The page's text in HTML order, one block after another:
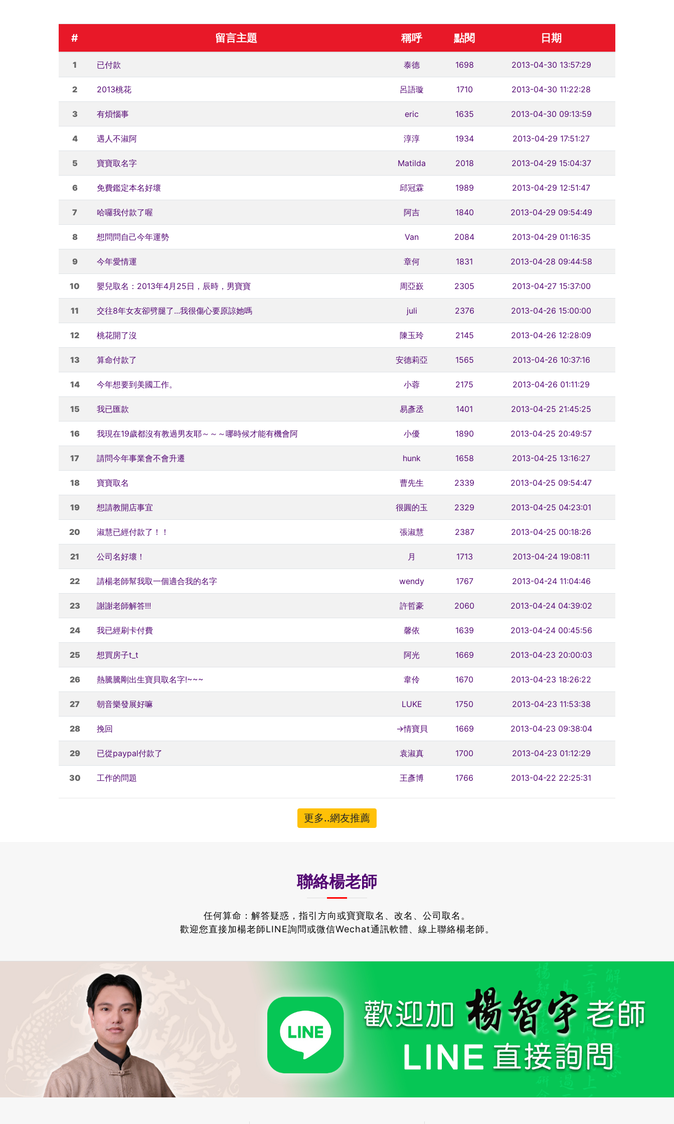
# 留言主題 稱呼 點閱 日期
1 已付款 泰德 1698 2013-04-30 13:57:29
2 2013桃花 呂語璇 1710 2013-04-30 11:22:28
3 有煩惱事 eric 1635 2013-04-30 09:13:59
4 遇人不淑阿 淳淳 1934 2013-04-29 17:51:27
5 寶寶取名字 Matilda 2018 2013-04-29 15:04:37
6 免費鑑定本名好壞 邱冠霖 1989 2013-04-29 12:51:47
7 哈囉我付款了喔 阿吉 1840 2013-04-29 09:54:49
8 想問問自己今年運勢 Van 2084 2013-04-29 01:16:35
9 今年愛情運 章何 1831 2013-04-28 09:44:58
10 嬰兒取名：2013年4月25日，辰時，男寶寶 周亞嶔 2305 2013-04-27 15:37:00
11 交往8年女友卻劈腿了...我很傷心要原諒她嗎 juli 2376 2013-04-26 15:00:00
12 桃花開了沒 陳玉玲 2145 2013-04-26 12:28:09
13 算命付款了 安德莉亞 1565 2013-04-26 10:37:16
14 今年想要到美國工作。 小蓉 2175 2013-04-26 01:11:29
15 我已匯款 易彥丞 1401 2013-04-25 21:45:25
16 我現在19歲都沒有教過男友耶～～～哪時候才能有機會阿 小優 1890 2013-04-25 20:49:57
17 請問今年事業會不會升遷 hunk 1658 2013-04-25 13:16:27
18 寶寶取名 曹先生 2339 2013-04-25 09:54:47
19 想請教開店事宜 很圓的玉 2329 2013-04-25 04:23:01
20 淑慧已經付款了！！ 張淑慧 2387 2013-04-25 00:18:26
21 公司名好壞！ 月 1713 2013-04-24 19:08:11
22 請楊老師幫我取一個適合我的名字 wendy 1767 2013-04-24 11:04:46
23 謝謝老師解答!!! 許哲豪 2060 2013-04-24 04:39:02
24 我已經刷卡付費 馨依 1639 2013-04-24 00:45:56
25 想買房子t_t 阿光 1669 2013-04-23 20:00:03
26 熱騰騰剛出生寶貝取名字!~~~ 韋伶 1670 2013-04-23 18:26:22
27 朝音樂發展好嘛 LUKE 1750 2013-04-23 11:53:38
28 挽回 →情寶貝 1669 2013-04-23 09:38:04
29 已從paypal付款了 袁淑真 1700 2013-04-23 01:12:29
30 工作的問題 王彥博 1766 2013-04-22 22:25:31
更多..網友推薦
聯絡楊老師
任何算命：解答疑惑，指引方向或寶寶取名、改名、公司取名。
歡迎您直接加楊老師LINE詢問或微信Wechat通訊軟體、線上聯絡楊老師。